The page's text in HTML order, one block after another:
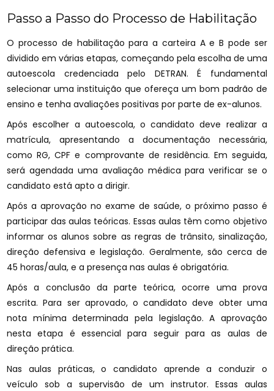
Passo a Passo do Processo de Habilitação
O processo de habilitação para a carteira A e B pode ser
dividido em várias etapas, começando pela escolha de uma
autoescola credenciada pelo DETRAN. É fundamental
selecionar uma instituição que ofereça um bom padrão de
ensino e tenha avaliações positivas por parte de ex-alunos.
Após escolher a autoescola, o candidato deve realizar a
matrícula, apresentando a documentação necessária,
como RG, CPF e comprovante de residência. Em seguida,
será agendada uma avaliação médica para verificar se o
candidato está apto a dirigir.
Após a aprovação no exame de saúde, o próximo passo é
participar das aulas teóricas. Essas aulas têm como objetivo
informar os alunos sobre as regras de trânsito, sinalização,
direção defensiva e legislação. Geralmente, são cerca de
45 horas/aula, e a presença nas aulas é obrigatória.
Após a conclusão da parte teórica, ocorre uma prova
escrita. Para ser aprovado, o candidato deve obter uma
nota mínima determinada pela legislação. A aprovação
nesta etapa é essencial para seguir para as aulas de
direção prática.
Nas aulas práticas, o candidato aprende a conduzir o
veículo sob a supervisão de um instrutor. Essas aulas